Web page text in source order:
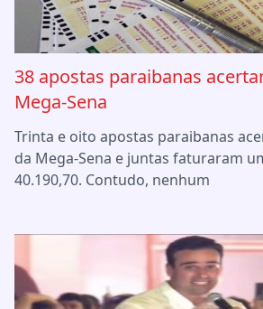
38 apostas paraibanas
Mega-Sena
Trinta e oito apostas paraibanas
da Mega-Sena e juntas faturaram
40.190,70. Contudo, nenhum